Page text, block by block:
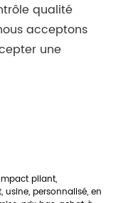
qualité
acceptons
une
pliant,
personnalisé, en